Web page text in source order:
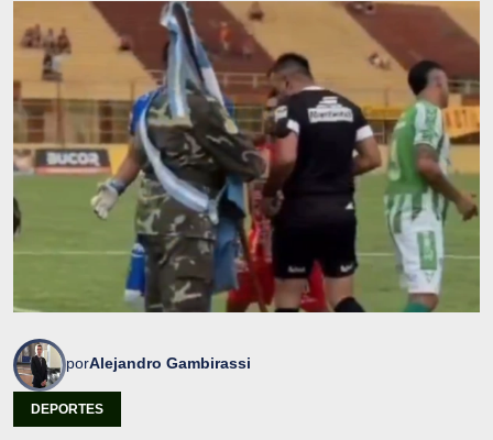
porAlejandro Gambirassi
DEPORTES